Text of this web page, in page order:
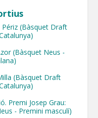
(Bàsquet Draft
(Bàsquet Neus -
(Bàsquet Draft
Premi Josep Grau:
- Premini masculí)